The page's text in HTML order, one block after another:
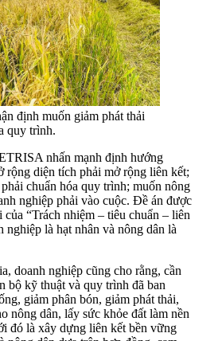
định muốn giảm phát thải
quy trình.
nhấn mạnh định hướng
rộng diện tích phải mở rộng liên kết;
chuẩn hóa quy trình; muốn nông
nghiệp phải vào cuộc. Đề án được
“Trách nhiệm – tiêu chuẩn – liên
nghiệp là hạt nhân và nông dân là
doanh nghiệp cũng cho rằng, cần
bộ kỹ thuật và quy trình đã ban
giảm phân bón, giảm phát thải,
nông dân, lấy sức khỏe đất làm nền
đó là xây dựng liên kết bền vững